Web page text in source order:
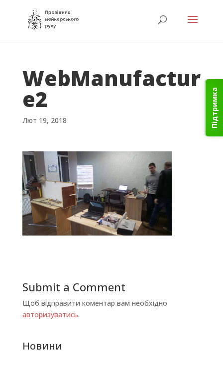
Підтримка
WebManufactur
e2
Лют 19, 2018
Submit a Comment
Щоб відправити коментар вам необхідно
авторизуватись.
Новини